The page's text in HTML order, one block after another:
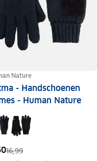
Nature
- Handschoenen
- Human Nature
16,99